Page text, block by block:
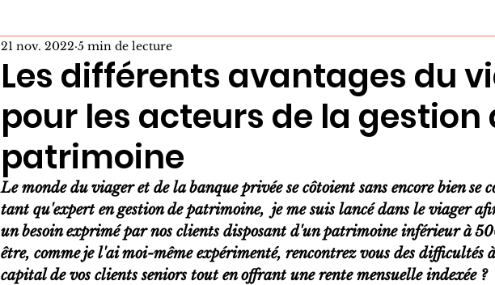
Les différents avantages du
pour les acteurs de la gestion
patrimoine
21 nov. 2022 5 min de lecture
Le monde du viager et de la banque privée se côtoient sans encore bien se
tant qu'expert en gestion de patrimoine,  je me suis lancé dans le viager
un besoin exprimé par nos clients disposant d'un patrimoine inférieur à
être, comme je l'ai moi-même expérimenté, rencontrez vous des difficultés
capital de vos clients seniors tout en offrant une rente mensuelle indexée ?